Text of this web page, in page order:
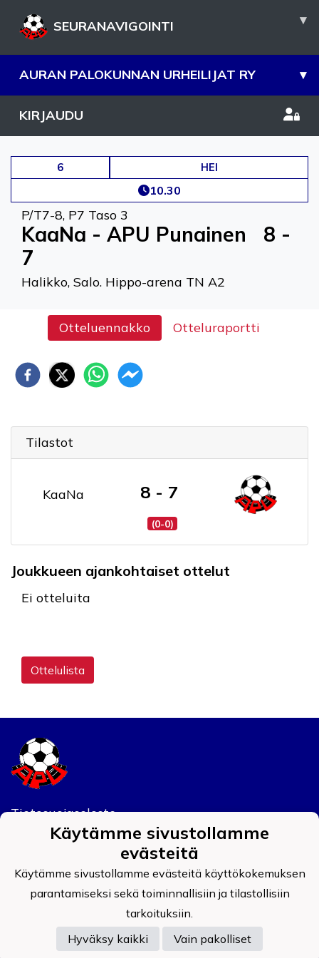
SEURANAVIGOINTI ▾
AURAN PALOKUNNAN URHEILIJAT RY ▾
KIRJAUDU
6 HEI
10.30
P/T7-8, P7 Taso 3
KaaNa - APU Punainen
8 -
7
Halikko, Salo. Hippo-arena TN A2
Otteluennakko Otteluraportti
Tilastot
KaaNa 8 - 7
(0-0)
Joukkueen ajankohtaiset ottelut
Ei otteluita
Ottelulista
Tietosuojaseloste
Auran Palokunnan Urheilijat ry
Powered by
Käytämme sivustollamme
evästeitä
Käytämme sivustollamme evästeitä käyttökokemuksen
parantamiseksi sekä toiminnallisiin ja tilastollisiin
tarkoituksiin.
Hyväksy kaikki
Vain pakolliset